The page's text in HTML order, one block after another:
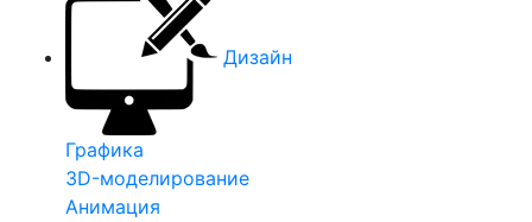
Дизайн
Графика
3D-моделирование
Анимация